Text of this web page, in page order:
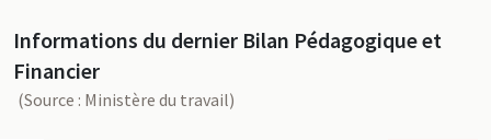
Informations du dernier Bilan Pédagogique et
Financier
(Source : Ministère du travail)